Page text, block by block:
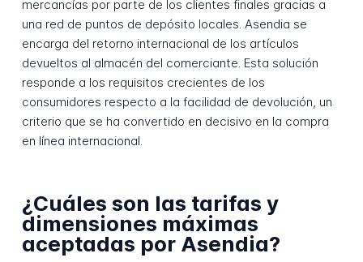
mercancías por parte de los clientes finales gracias a
una red de puntos de depósito locales. Asendia se
encarga del retorno internacional de los artículos
devueltos al almacén del comerciante. Esta solución
responde a los requisitos crecientes de los
consumidores respecto a la facilidad de devolución, un
criterio que se ha convertido en decisivo en la compra
en línea internacional.
¿Cuáles son las tarifas y
dimensiones máximas
aceptadas por Asendia?